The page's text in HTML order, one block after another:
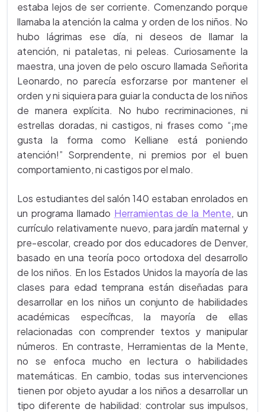
estaba lejos de ser corriente. Comenzando porque
llamaba la atención la calma y orden de los niños. No
hubo lágrimas ese día, ni deseos de llamar la
atención, ni pataletas, ni peleas. Curiosamente la
maestra, una joven de pelo oscuro llamada Señorita
Leonardo, no parecía esforzarse por mantener el
orden y ni siquiera para guiar la conducta de los niños
de manera explícita. No hubo recriminaciones, ni
estrellas doradas, ni castigos, ni frases como “¡me
gusta la forma como Kelliane está poniendo
atención!” Sorprendente, ni premios por el buen
comportamiento, ni castigos por el malo.
Los estudiantes del salón 140 estaban enrolados en
un programa llamado Herramientas de la Mente, un
currículo relativamente nuevo, para jardín maternal y
pre-escolar, creado por dos educadores de Denver,
basado en una teoría poco ortodoxa del desarrollo
de los niños. En los Estados Unidos la mayoría de las
clases para edad temprana están diseñadas para
desarrollar en los niños un conjunto de habilidades
académicas específicas, la mayoría de ellas
relacionadas con comprender textos y manipular
números. En contraste, Herramientas de la Mente,
no se enfoca mucho en lectura o habilidades
matemáticas. En cambio, todas sus intervenciones
tienen por objeto ayudar a los niños a desarrollar un
tipo diferente de habilidad: controlar sus impulsos,